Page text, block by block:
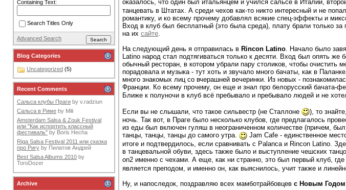
оказалось, что один был итальянцем и учился сальсе в Италии,
танцевать в Штатах. А среди чехов как-то никто интересный и не
романтику, и ко всему прочему добавлял всякие спец-эффекты и
Вход в клуб был бесплатный (это была среда), плату брали только
на их сайте
На следующий день я отправилась в Rincon Latino . Начало было
Latino народ стал подтягиваться только к десяти. Вход был опять
обычный ресторан, в котором убрали пару столиков, чтобы
порадовала и музыка - тут хоть и звучало много бачаты, как в
много знакомых лиц со вчерашней вечеринки. Из новых -
Франции. Ко всему прочему, он еще и знал про белорусский бачата-
Ближе к полуночи в клуб всё пребывало и пребывало людей и не
Если вы не слышали, что такое сильвестр (не Сталлоне
), то
ночь. Так вот, в Праге было несколько клубов, где предлагалось
из еды был включен гуляш в неограниченном количестве (причем,
танцы, танцы, танцы до самого утра.
Jam Cafe - единственное
итоге и подтвердилось, если сравнивать с Palanca и Rincon Latino.
в танцевальной обуви, здесь также было и выступление чешских
on2 именно с чехами. А еще, как ни странно, это был первый клуб,
является преподом, и именно он, как выяснилось, учит также и
Ну, и напоследок, поздравляю всех мамботрайбовцев с Новым
Containing Text:
Search Titles Only
Advanced Search
Blog Categories
Uncategorized (5)
Recent Comments
Сальса клубы Праги by v.radziun
Сальса в Риме by Mili
Amsterdam Salsa & Zouk Festival
или "Как испортить классный
фестиваль" by Boris Hecha
Riga Salsa Festival 2011 или сказка
про Ригу by Пилатов Андрей
Best Salsa Albums 2010 by
ToroDozer
Archive